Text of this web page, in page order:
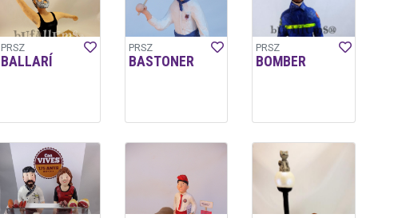
PRSZ
BALLARÍ
PRSZ
BASTONER
PRSZ
BOMBER